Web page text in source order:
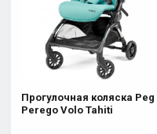
Прогулочная коляска Peg
Perego Volo Tahiti